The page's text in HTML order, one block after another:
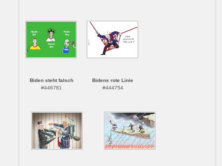
Biden steht falsch
#446781
Bidens rote Linie
#444754